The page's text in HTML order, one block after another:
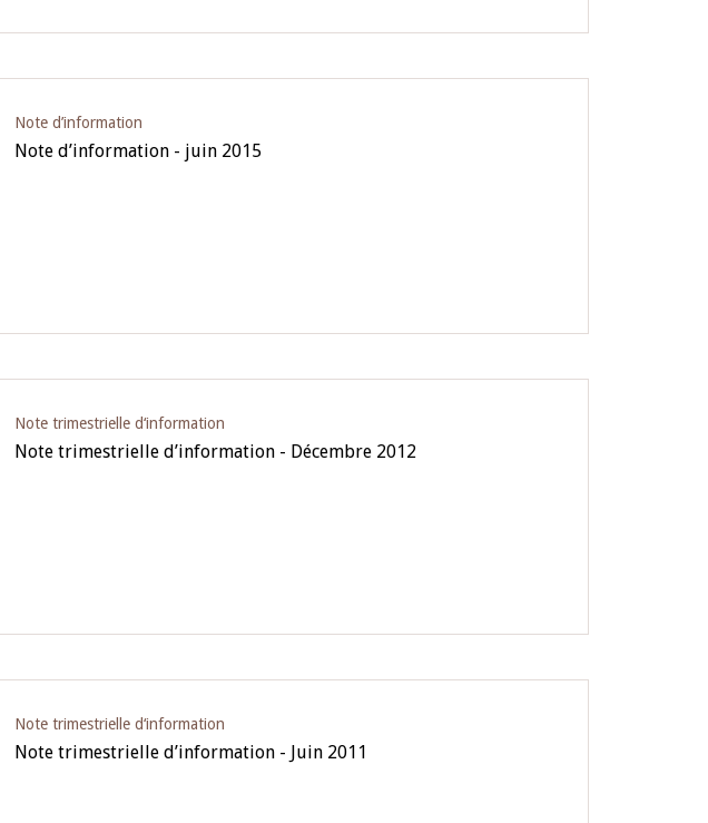
Note d’information
Note d’information - juin 2015
Note trimestrielle d‘information
Note trimestrielle d’information - Décembre 2012
Note trimestrielle d‘information
Note trimestrielle d’information - Juin 2011